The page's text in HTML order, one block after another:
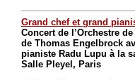
Grand chef et grand
Concert de l’Orchestre
de Thomas Engelbrock
pianiste Radu Lupu à la
Salle Pleyel, Paris